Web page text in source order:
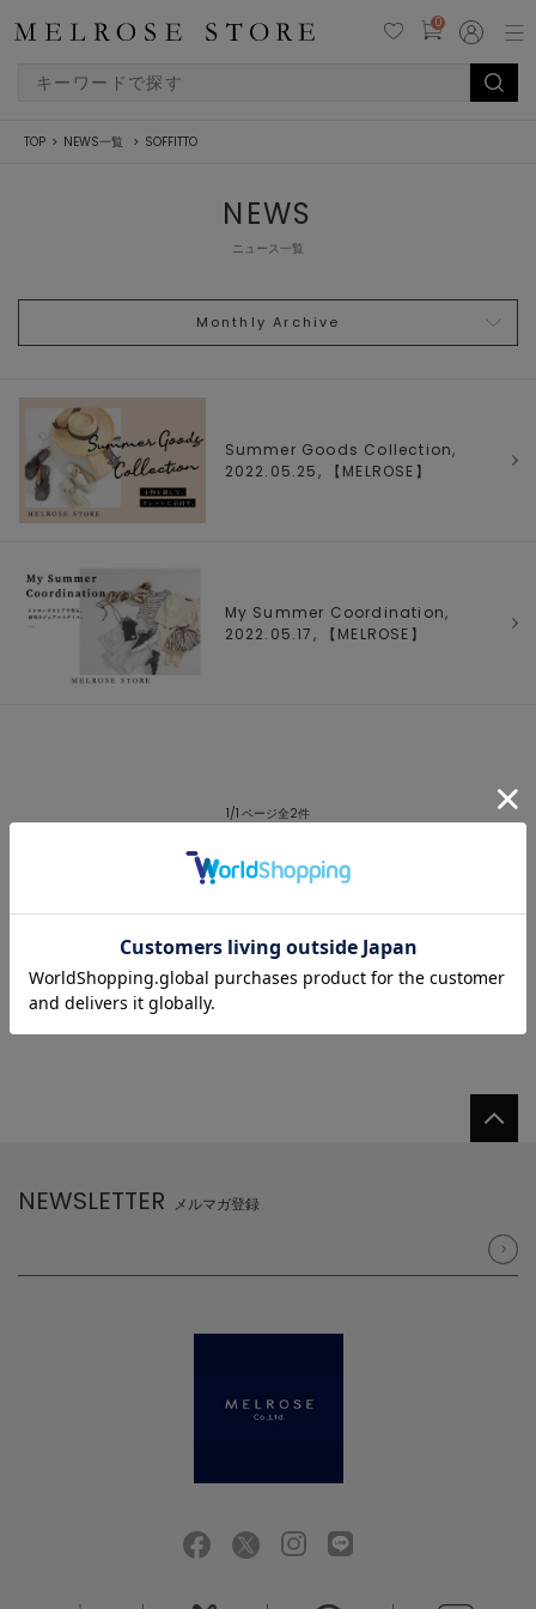
0
TOP NEWS一覧 SOFFITTO
NEWS
ニュース一覧
Monthly Archive
Summer Goods Collection,
2022.05.25, 【 MELROSE 】
My Summer Coordination,
2022.05.17, 【 MELROSE 】
1/1 ページ全2件
NEWSLETTER メルマガ登録